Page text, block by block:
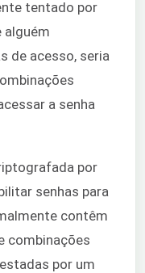
tentado por
alguém
de acesso, seria
a senha
por
senhas para
contêm
combinações
por um